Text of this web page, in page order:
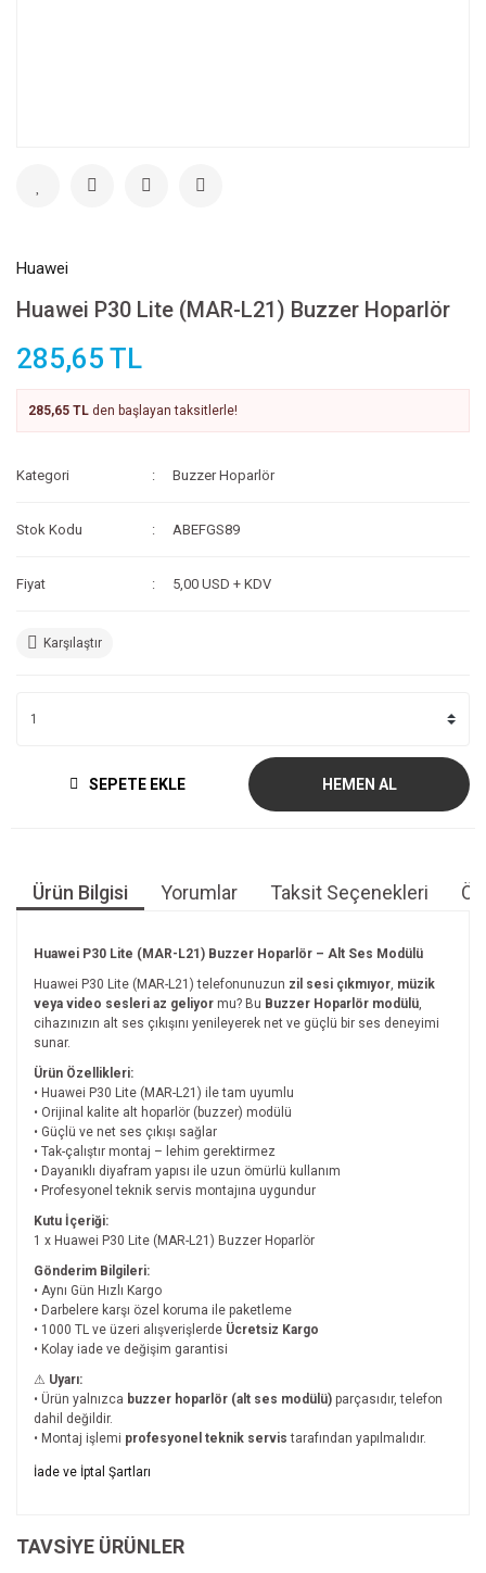
Huawei
Huawei P30 Lite (MAR-L21) Buzzer Hoparlör
285,65 TL
285,65 TL den başlayan taksitlerle!
Kategori Buzzer Hoparlör
Stok Kodu ABEFGS89
Fiyat 5,00 USD + KDV
Karşılaştır
SEPETE EKLE HEMEN AL
Ürün Bilgisi Yorumlar Taksit Seçenekleri
Huawei P30 Lite (MAR-L21) Buzzer Hoparlör – Alt Ses Modülü
Huawei P30 Lite (MAR-L21) telefonunuzun zil sesi çıkmıyor, müzik
veya video sesleri az geliyor mu? Bu Buzzer Hoparlör modülü,
cihazınızın alt ses çıkışını yenileyerek net ve güçlü bir ses deneyimi
sunar.
Ürün Özellikleri:
• Huawei P30 Lite (MAR-L21) ile tam uyumlu
• Orijinal kalite alt hoparlör (buzzer) modülü
• Güçlü ve net ses çıkışı sağlar
• Tak-çalıştır montaj – lehim gerektirmez
• Dayanıklı diyafram yapısı ile uzun ömürlü kullanım
• Profesyonel teknik servis montajına uygundur
Kutu İçeriği:
1 x Huawei P30 Lite (MAR-L21) Buzzer Hoparlör
Gönderim Bilgileri:
• Aynı Gün Hızlı Kargo
• Darbelere karşı özel koruma ile paketleme
• 1000 TL ve üzeri alışverişlerde Ücretsiz Kargo
• Kolay iade ve değişim garantisi
⚠ Uyarı:
• Ürün yalnızca buzzer hoparlör (alt ses modülü) parçasıdır, telefon
dahil değildir.
• Montaj işlemi profesyonel teknik servis tarafından yapılmalıdır.
Bu ürünün fiyat bilgisi, resim, ürün açıklamalarında ve diğer
Görüş ve önerileriniz için teşekkür ederiz.
İade ve İptal Şartları
TAVSİYE ÜRÜNLER